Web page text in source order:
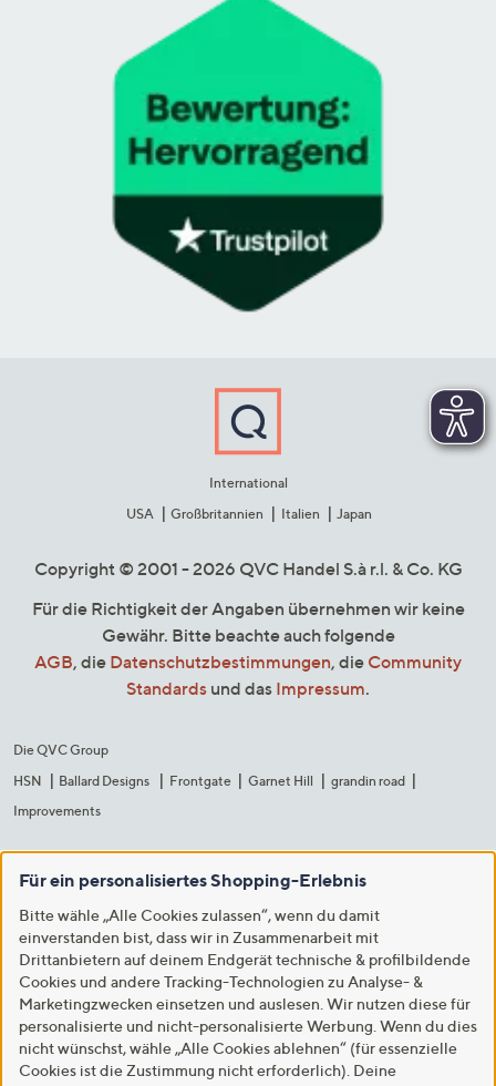
International
USA
Großbritannien Italien Japan
Copyright © 2001 - 2026 QVC Handel S.à r.l. & Co. KG
Für die Richtigkeit der Angaben übernehmen wir keine
Gewähr. Bitte beachte auch folgende
AGB, die Datenschutzbestimmungen, die Community
Standards und das Impressum.
Die QVC Group
HSN
Ballard Designs Frontgate Garnet Hill
grandin road
Improvements
Für ein personalisiertes Shopping-Erlebnis
Bitte wähle „Alle Cookies zulassen“, wenn du damit
einverstanden bist, dass wir in Zusammenarbeit mit
Drittanbietern auf deinem Endgerät technische & profilbildende
Cookies und andere Tracking-Technologien zu Analyse- &
Marketingzwecken einsetzen und auslesen. Wir nutzen diese für
personalisierte und nicht-personalisierte Werbung. Wenn du dies
nicht wünschst, wähle „Alle Cookies ablehnen“ (für essenzielle
Cookies ist die Zustimmung nicht erforderlich). Deine